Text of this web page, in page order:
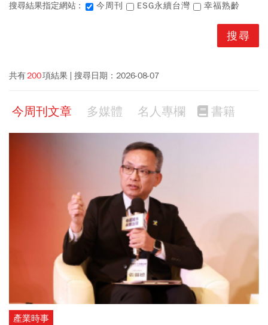
搜尋結果指定網站 : 今周刊 ESG永續台灣 幸福熟齡
共有200項結果 搜尋日期： 2026-08-07
今周刊文章 多媒體 名人專欄 書籍
產業時事